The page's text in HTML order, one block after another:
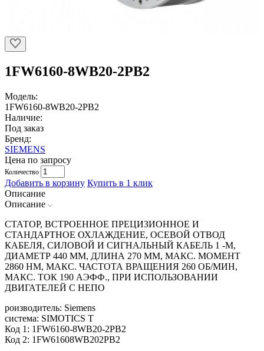
1FW6160-8WB20-2PB2
Модель:
1FW6160-8WB20-2PB2
Наличие:
Под заказ
Бренд:
SIEMENS
Цена по запросу
Количество
Добавить в корзину Купить в 1 клик
Описание
Описание
СТАТОР, ВСТРОЕННОЕ ПРЕЦИЗИОННОЕ И
СТАНДАРТНОЕ ОХЛАЖДЕНИЕ, ОСЕВОЙ ОТВОД
КАБЕЛЯ, СИЛОВОЙ И СИГНАЛЬНЫЙ КАБЕЛЬ 1 -М,
ДИАМЕТР 440 ММ, ДЛИНА 270 ММ, МАКС. МОМЕНТ
2860 HM, МАКС. ЧАСТОТА ВРАЩЕНИЯ 260 ОБ/МИН,
МАКС. ТОК 190 АЭФФ., ПРИ ИСПОЛЬЗОВАНИИ
ДВИГАТЕЛЕЙ С НЕПО
роизводитель: Siemens
система: SIMOTICS T
Код 1: 1FW6160-8WB20-2PB2
Код 2: 1FW61608WB202PB2